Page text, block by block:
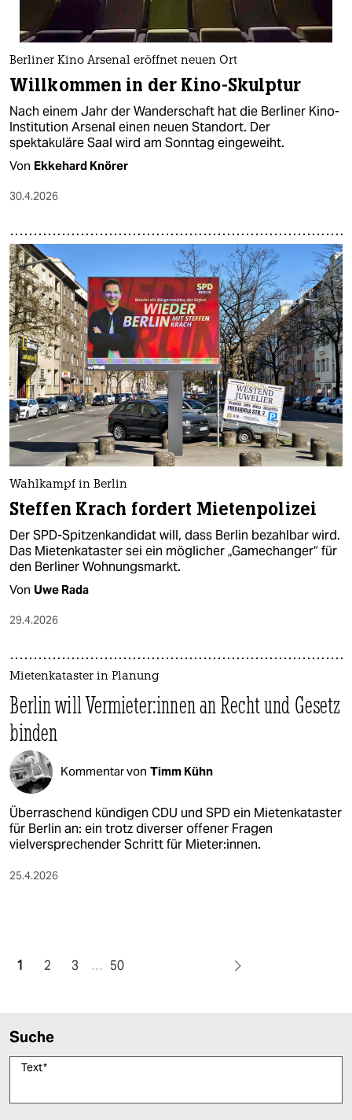
Berliner Kino Arsenal eröffnet neuen Ort
Willkommen in der Kino-Skulptur
Nach einem Jahr der Wanderschaft hat die Berliner Kino-
Institution Arsenal einen neuen Standort. Der
spektakuläre Saal wird am Sonntag eingeweiht.
Von Ekkehard Knörer
30.4.2026
Wahlkampf in Berlin
Steffen Krach fordert Mietenpolizei
Der SPD-Spitzenkandidat will, dass Berlin bezahlbar wird.
Das Mietenkataster sei ein möglicher „Gamechanger“ für
den Berliner Wohnungsmarkt.
Von Uwe Rada
29.4.2026
Mietenkataster in Planung
Berlin will Ver­mie­te­r:in­nen an Recht und Gesetz
binden
Kommentar von Timm Kühn
Überraschend kündigen CDU und SPD ein Mietenkataster
für Berlin an: ein trotz diverser offener Fragen
vielversprechender Schritt für Mieter:innen.
25.4.2026
1 2 3 … 50
Suche
Text*